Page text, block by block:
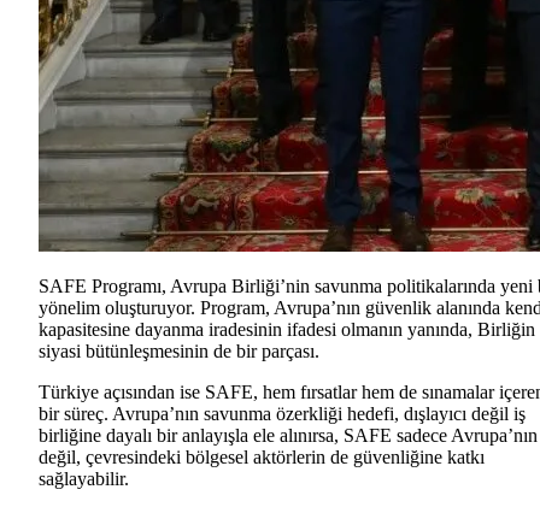
SAFE Programı, Avrupa Birliği’nin savunma politikalarında yeni
yönelim oluşturuyor. Program, Avrupa’nın güvenlik alanında
kapasitesine dayanma iradesinin ifadesi olmanın yanında, Birliğin
siyasi bütünleşmesinin de bir parçası.
Türkiye açısından ise SAFE, hem fırsatlar hem de sınamalar
bir süreç. Avrupa’nın savunma özerkliği hedefi, dışlayıcı değil iş
birliğine dayalı bir anlayışla ele alınırsa, SAFE sadece Avrupa’nın
değil, çevresindeki bölgesel aktörlerin de güvenliğine katkı
sağlayabilir.